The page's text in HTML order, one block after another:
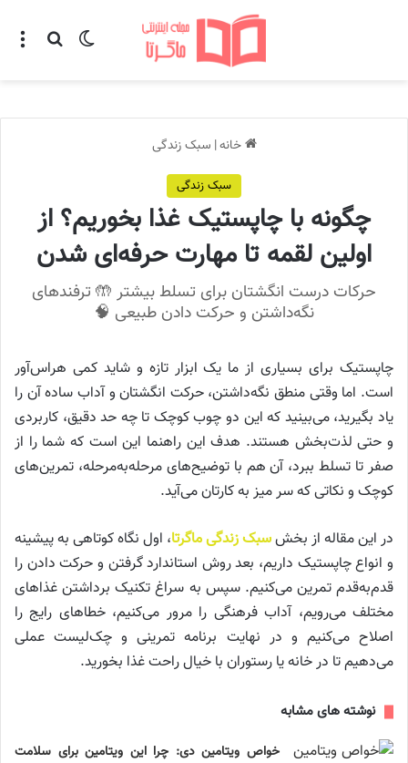
تغییر پوسته
خانه| سبک زندگی
سبک زندگی
چگونه با چاپستیک غذا بخوریم؟ از
اولین لقمه تا مهارت حرفه‌ای شدن
حرکات درست انگشتان برای تسلط بیشتر 🤲 ترفندهای
نگه‌داشتن و حرکت دادن طبیعی 🧠
چاپستیک برای بسیاری از ما یک ابزار تازه و شاید کمی هراس‌آور
است. اما وقتی منطق نگه‌داشتن، حرکت انگشتان و آداب ساده آن را
یاد بگیرید، می‌بینید که این دو چوب کوچک تا چه حد دقیق، کاربردی
و حتی لذت‌بخش هستند. هدف این راهنما این است که شما را از
صفر تا تسلط ببرد، آن هم با توضیح‌های مرحله‌به‌مرحله، تمرین‌های
کوچک و نکاتی که سر میز به کارتان می‌آید.
در این مقاله از بخشسبک زندگی ماگرتا، اول نگاه کوتاهی به پیشینه
و انواع چاپستیک داریم، بعد روش استاندارد گرفتن و حرکت دادن را
قدم‌به‌قدم تمرین می‌کنیم. سپس به سراغ تکنیک برداشتن غذاهای
مختلف می‌رویم، آداب فرهنگی را مرور می‌کنیم، خطاهای رایج را
اصلاح می‌کنیم و در نهایت برنامه تمرینی و چک‌لیست عملی
می‌دهیم تا در خانه یا رستوران با خیال راحت غذا بخورید.
نوشته های مشابه
خواص ویتامین دی: چرا این ویتامین برای سلامت